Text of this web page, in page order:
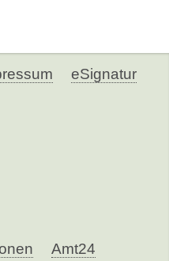
eSignatur
Amt24